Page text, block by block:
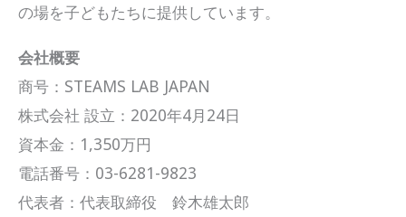
の場を子どもたちに提供しています。
会社概要
商号：STEAMS LAB JAPAN
株式会社 設立：2020年4月24日
資本金：1,350万円
電話番号：03-6281-9823
代表者：代表取締役 鈴木雄太郎